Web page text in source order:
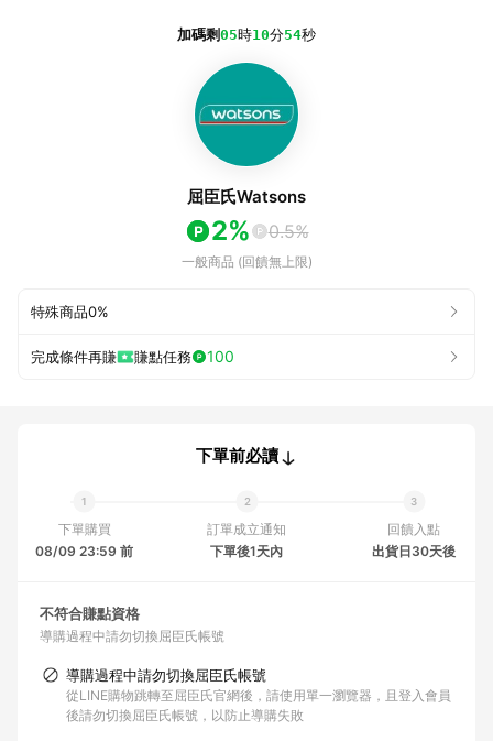
加碼剩05時10分54秒
屈臣氏Watsons
2% 0.5%
一般商品 (回饋無上限)
特殊商品0%
完成條件再賺 賺點任務 100
下單前必讀
下單購買
08/09 23:59 前
訂單成立通知
下單後1天內
回饋入點
出貨日30天後
不符合賺點資格
導購過程中請勿切換屈臣氏帳號
導購過程中請勿切換屈臣氏帳號
從LINE購物跳轉至屈臣氏官網後，請使用單一瀏覽器，且登入會員
後請勿切換屈臣氏帳號，以防止導購失敗